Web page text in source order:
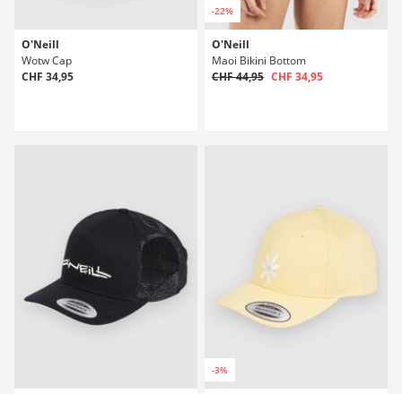
O'Neill
Wotw Cap
CHF 34,95
-22%
O'Neill
Maoi Bikini Bottom
CHF 44,95 CHF 34,95
-3%